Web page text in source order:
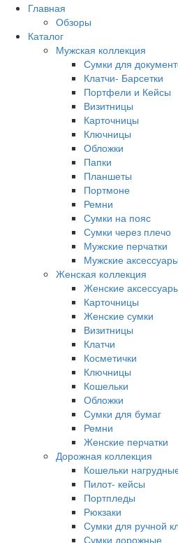
Главная
Обзоры
Каталог
Мужская коллекция
Сумки для
Клатчи- Барсетки
Портфели и Кейсы
Визитницы
Карточницы
Ключницы
Обложки
Папки
Планшеты
Портмоне
Ремни
Сумки на пояс
Сумки через плечо
Мужские перчатки
Мужские
Женская коллекция
Женские
Карточницы
Женские сумки
Визитницы
Клатчи
Косметички
Ключницы
Кошельки
Обложки
Сумки для бумаг
Ремни
Женские перчатки
Дорожная коллекция
Кошельки
Пилот- кейсы
Портпледы
Рюкзаки
Сумки для ручной
Сумки дорожные